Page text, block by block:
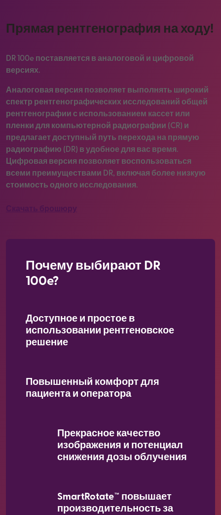
Прямая рентгенография на ходу!
DR 100e поставляется в аналоговой и цифровой
версиях.
Аналоговая версия позволяет выполнять широкий
спектр рентгенографических исследований общей
рентгенографии с использованием кассет или
пленки для компьютерной радиографии (CR) и
предлагает доступный путь перехода на прямую
радиографию (DR) в удобное для вас время.
Цифровая версия позволяет воспользоваться
всеми преимуществами DR, включая более низкую
стоимость одного исследования.
Скачать брошюру
Почему выбирают DR
100e?
Доступное и простое в
использовании рентгеновское
решение
Повышенный комфорт для
пациента и оператора
Прекрасное качество
изображения и потенциал
снижения дозы облучения
SmartRotate™ повышает
производительность за